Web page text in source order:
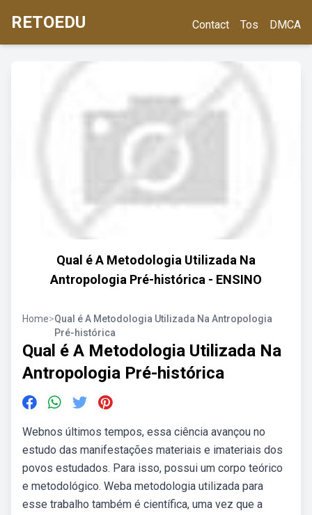
RETOEDU Contact Tos DMCA
Qual é A Metodologia Utilizada Na
Antropologia Pré-histórica - ENSINO
Home>Qual é A Metodologia Utilizada Na Antropologia
Pré-histórica
Qual é A Metodologia Utilizada Na
Antropologia Pré-histórica
Webnos últimos tempos, essa ciência avançou no
estudo das manifestações materiais e imateriais dos
povos estudados. Para isso, possui um corpo teórico
e metodológico. Weba metodologia utilizada para
esse trabalho também é científica, uma vez que a